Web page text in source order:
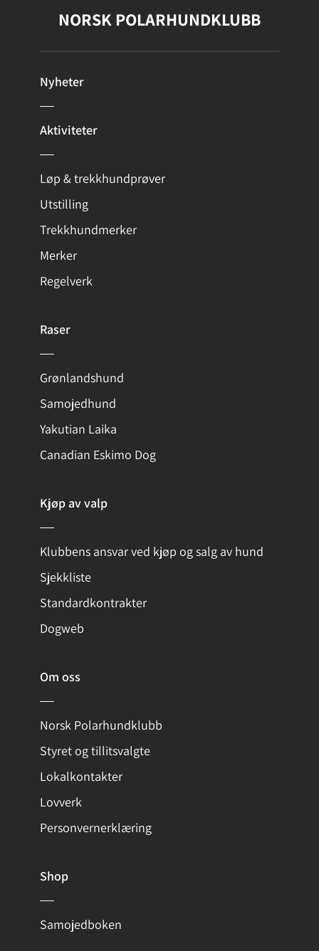
NORSK POLARHUNDKLUBB
Nyheter
Aktiviteter
Løp & trekkhundprøver
Utstilling
Trekkhundmerker
Merker
Regelverk
Raser
Grønlandshund
Samojedhund
Yakutian Laika
Canadian Eskimo Dog
Kjøp av valp
Klubbens ansvar ved kjøp og salg av hund
Sjekkliste
Standardkontrakter
Dogweb
Om oss
Norsk Polarhundklubb
Styret og tillitsvalgte
Lokalkontakter
Lovverk
Personvernerklæring
Shop
Samojedboken